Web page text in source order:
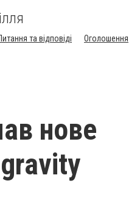
та відповіді
Оголошення
нове
gravity